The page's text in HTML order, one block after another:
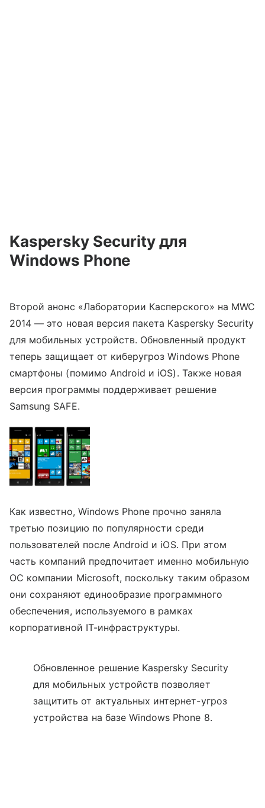
Kaspersky Security для
Windows Phone
Второй анонс «Лаборатории Касперского» на MWC
2014 — это новая версия пакета Kaspersky Security
для мобильных устройств. Обновленный продукт
теперь защищает от киберугроз Windows Phone
смартфоны (помимо Android и iOS). Также новая
версия программы поддерживает решение
Samsung SAFE.
Как известно, Windows Phone прочно заняла
третью позицию по популярности среди
пользователей после Android и iOS. При этом
часть компаний предпочитает именно мобильную
ОС компании Microsoft, поскольку таким образом
они сохраняют единообразие программного
обеспечения, используемого в рамках
корпоративной IT-инфраструктуры.
Обновленное решение Kaspersky Security
для мобильных устройств позволяет
защитить от актуальных интернет-угроз
устройства на базе Windows Phone 8.